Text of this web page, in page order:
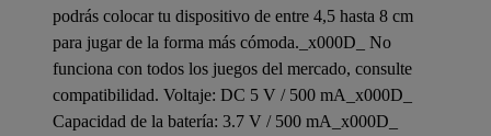
podrás colocar tu dispositivo de entre 4,5 hasta 8 cm
para jugar de la forma más cómoda._x000D_ No
funciona con todos los juegos del mercado, consulte
compatibilidad. Voltaje: DC 5 V / 500 mA_x000D_
Capacidad de la batería: 3.7 V / 500 mA_x000D_